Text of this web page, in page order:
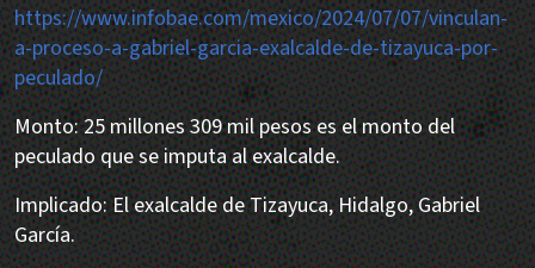
https://www.infobae.com/mexico/2024/07/07/vinculan-
a-proceso-a-gabriel-garcia-exalcalde-de-tizayuca-por-
peculado/
Monto: 25 millones 309 mil pesos es el monto del
peculado que se imputa al exalcalde.
Implicado: El exalcalde de Tizayuca, Hidalgo, Gabriel
García.